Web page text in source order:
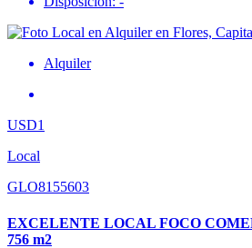
Alquiler
USD1
Local
GLO8155603
EXCELENTE LOCAL FOCO
756 m2